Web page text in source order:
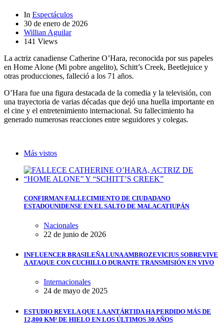
In Espectáculos
30 de enero de 2026
Willian Aguilar
141 Views
La actriz canadiense Catherine O’Hara, reconocida por sus papeles
en Home Alone (Mi pobre angelito), Schitt’s Creek, Beetlejuice y
otras producciones, falleció a los 71 años.
O’Hara fue una figura destacada de la comedia y la televisión, con
una trayectoria de varias décadas que dejó una huella importante en
el cine y el entretenimiento internacional. Su fallecimiento ha
generado numerosas reacciones entre seguidores y colegas.
Más vistos
CONFIRMAN FALLECIMIENTO DE CIUDADANO
ESTADOUNIDENSE EN EL SALTO DE MALACATIUPÁN
Nacionales
22 de junio de 2026
INFLUENCER BRASILEÑA LUNA AMBROZEVICIUS SOBREVIVE
A ATAQUE CON CUCHILLO DURANTE TRANSMISIÓN EN VIVO
Internacionales
24 de mayo de 2025
ESTUDIO REVELA QUE LA ANTÁRTIDA HA PERDIDO MÁS DE
12,800 KM² DE HIELO EN LOS ÚLTIMOS 30 AÑOS